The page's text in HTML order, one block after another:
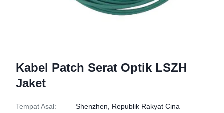
Kabel Patch Serat Optik LSZH
Jaket
Tempat Asal: Shenzhen, Republik Rakyat Cina